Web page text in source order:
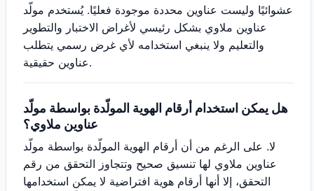
عشوائيًا وليست عناوين محددة موجودة فعليًا. يُستخدم مولّد
عناوين ملاوي بشكل رئيسي لأغراض الاختبار والتطوير
والتعليم ولا ينبغي استخدامه لأي غرض رسمي يتطلب
عناوين حقيقية.
هل يمكن استخدام أرقام الهوية المولّدة بواسطة مولّد
عناوين ملاوي؟
لا. على الرغم من أن أرقام الهوية المولّدة بواسطة مولّد
عناوين ملاوي لها تنسيق صحيح وتتجاوز التحقق من رقم
التحقق، إلا أنها أرقام هوية افتراضية لا يمكن استخدامها